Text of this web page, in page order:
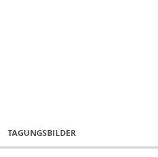
TAGUNGSBILDER